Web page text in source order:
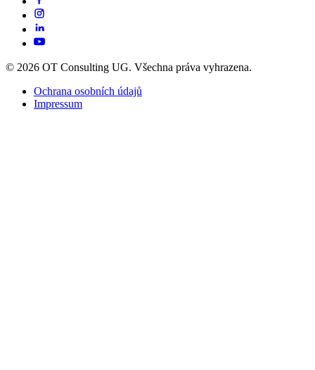
© 2026 OT Consulting UG. Všechna práva vyhrazena.
Ochrana osobních údajů
Impressum